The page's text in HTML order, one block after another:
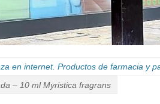
en internet. Productos de farmacia y
– 10 ml Myristica fragrans